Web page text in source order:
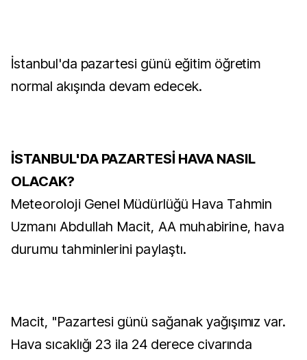
İstanbul'da pazartesi günü eğitim öğretim
normal akışında devam edecek.
İSTANBUL'DA PAZARTESİ HAVA NASIL
OLACAK?
Meteoroloji Genel Müdürlüğü Hava Tahmin
Uzmanı Abdullah Macit, AA muhabirine, hava
durumu tahminlerini paylaştı.
Macit, "Pazartesi günü sağanak yağışımız var.
Hava sıcaklığı 23 ila 24 derece civarında